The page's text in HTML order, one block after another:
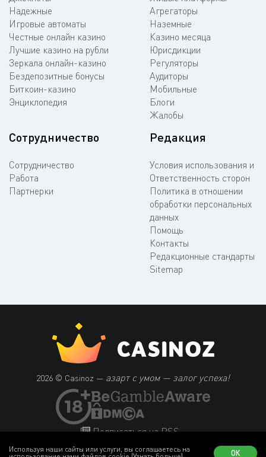
Надежные
Игровые автоматы
Честные онлайн казино
Лучшие казино на рубли
Зеркала онлайн-казино
Бездепозитные бонусы
Биткоин-казино
Энциклопедия
Агрегаторы
Наземные
Казино месяца
Юрисдикции
Регуляторы
Аудиторы
Мобильные
Блоги
Жалобы
Сотрудничество
Сотрудничество
Работа
Партнерки
Редакция
Условия использования и
Ответственность сторон
Политика в отношении
обработки персональных
данных
Помощь
Контакты
Редакционные стандарты
Sitemap
2026 © Casinoz — азарт с умом — залог успеха!
Подписаться на RSS
Используя наши сайты или услуги, вы соглашаетесь на
ОК